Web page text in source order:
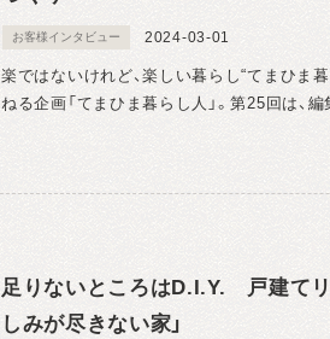
お客様インタビュー 2024-03-01
楽ではないけれど、楽しい暮らし“てまひま
ねる企画「てまひま暮らし人」。第25回は、
足りないところはD.I.Y. 戸建てリ
しみが尽きない家」